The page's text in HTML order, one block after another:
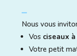
Nous vous
Vos ciseaux
Votre petit